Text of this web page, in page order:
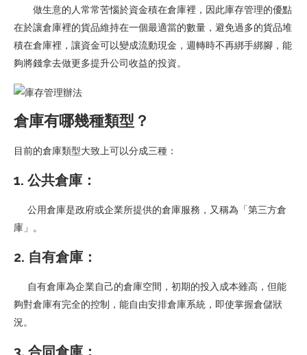
做生意的人常常苦惱於資金積在倉庫裡，因此庫存管理的優點
在於讓倉庫裡的貨品維持在一個最適當的數量，避免過多的貨品堆
積在倉庫裡，讓資金可以變成流動現金，週轉時不再綁手綁腳，能
夠將錢拿去做更多提升公司收益的投資。
倉庫有哪幾種類型？
目前的倉庫類型大致上可以分成三種：
1. 公共倉庫：
公用倉庫是政府或企業所提供的倉庫服務，又稱為「第三方倉
庫」。
2. 自有倉庫：
自有倉庫為企業自己的倉庫空間，初期的投入成本雖高，但能
夠對倉庫有完全的控制，能自由安排倉庫系統，即使掌握倉儲狀
況。
3. 合同倉庫：